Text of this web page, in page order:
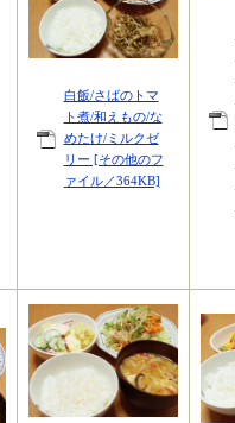
白飯/さばのトマ
ト煮/和えもの/な
めたけ/ミルクゼ
リー [その他のフ
ァイル／364KB]